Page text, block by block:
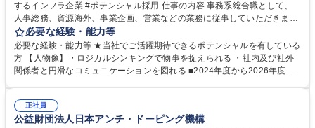
するインフラ企業 #ポテンシャル採用 仕事の内容 事務系総合職として、
人事総務、資源海外、事業企画、営業などの業務に従事していただきま
す。 【業務内容の一例】■所属事業部の勤労業務 ■海外に関係する各種業
務 ■営業部門の企画スタッフ、ルート営業 【キャリアパス】入社後の配属
ポジションで一定期間ご活躍頂いた後、本人の適性及び将来のキャリアを
鑑みてジョブローテーションを行います。 【育成】OJTでの現場育成や研
表するインフラ企業 #ポテンシャル採用
必要な経験・能力等
必要な経験・能力等 ★当社でご活躍期待できるポテンシャルを有している
方 【人物像】・ロジカルシンキングで物事を捉えられる ・社内及び社外
関係者と円滑なコミュニケーションを図れる ■2024年度から2026年度ま
72.html ■エネルギーセキュリティの不安定化や気候変動による自然災害の
甚大化など、これまで以上に社会課題解決の重要性が高まっています。
正社員
公益財団法人日本アンチ・ドーピング機構